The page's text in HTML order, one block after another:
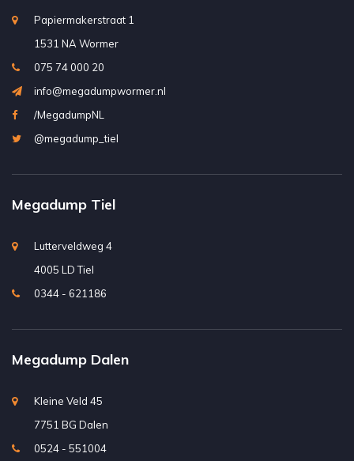
Papiermakerstraat 1
1531 NA Wormer
075 74 000 20
info@megadumpwormer.nl
/MegadumpNL
@megadump_tiel
Megadump Tiel
Lutterveldweg 4
4005 LD Tiel
0344 - 621186
Megadump Dalen
Kleine Veld 45
7751 BG Dalen
0524 - 551004